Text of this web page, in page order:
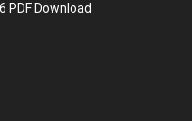
PDF Download